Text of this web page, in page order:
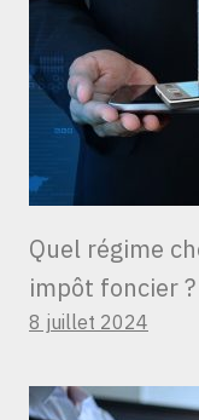
Quel régime
impôt foncier ?
8 juillet 2024